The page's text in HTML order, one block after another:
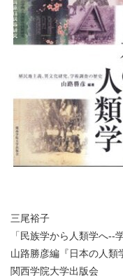
三尾裕子
「民族学から人類学へ--
山路勝彦編『日本の人類
関西学院大学出版会